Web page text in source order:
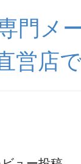
門メ
営店で